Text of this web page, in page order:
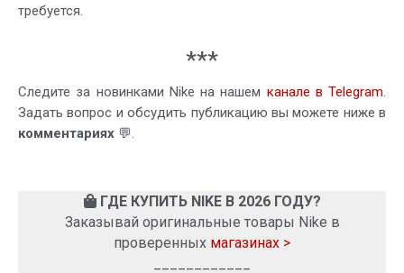
требуется.
***
Следите за новинками Nike на нашем канале в Telegram.
Задать вопрос и обсудить публикацию вы можете ниже в
комментариях 💬.
ГДЕ КУПИТЬ NIKE В 2026 ГОДУ?
Заказывай оригинальные товары Nike в
проверенных магазинах >